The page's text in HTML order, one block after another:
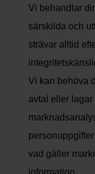
Vi behandlar
särskilda och
strävar alltid
Vi kan behöva
avtal eller lagar
vad gäller
information.